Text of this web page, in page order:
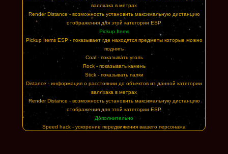
валлхака в метрах
Render Distance - возможность установить максимальную дистанцию
отображения для этой категории ESP
Pickup Items
Pickup Items ESP - показывает где находятся предметы которые можно
поднять
Coal - показывать уголь
Rock - показывать камень
Stick - показывать палки
Distance - информация о расстоянии до объектов из данной категории
валлхака в метрах
Render Distance - возможность установить максимальную дистанцию
отображения для этой категории ESP
Дополнительно
Speed hack - ускорение передвижения вашего персонажа